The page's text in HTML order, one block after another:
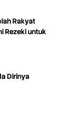
Rakyat
Rezeki untuk
Dirinya